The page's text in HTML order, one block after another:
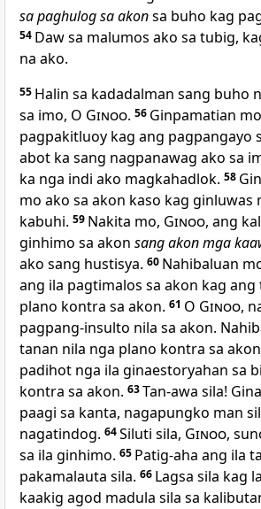
sa paghulog sa akonsa buho kag
54 Daw sa malumos ako sa tubig,
na ako.
55 Halin sa kadadalman sang buho
sa imo, O Ginoo. 56 Ginpamatian
pagpakitluoy kag ang pagpangayo
abot ka sang nagpanawag ako sa
ka nga indi ako magkahadlok. 58
mo ako sa akon kaso kag ginluwas
kabuhi. 59 Nakita mo, Ginoo, ang
ginhimo sa akon sang akon mga
ako sang hustisya. 60 Nahibaluan
ang ila pagtimalos sa akon kag ang
plano kontra sa akon. 61 O Ginoo,
pagpang-insulto nila sa akon.
tanan nila nga plano kontra sa
padihot nga ila ginaestoryahan sa
kontra sa akon. 63Tan-awa sila!
paagi sa kanta, nagapungko man
nagatindog. 64Siluti sila, Ginoo,
sa ila ginhimo. 65 Patig-aha ang ila
pakamalauta sila. 66 Lagsa sila kag
kaakig agod madula sila sa